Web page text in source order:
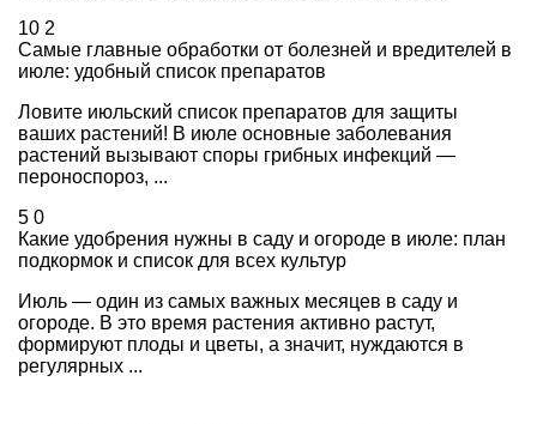
10 2
Самые главные обработки от болезней и вредителей в
июле: удобный список препаратов
Ловите июльский список препаратов для защиты
ваших растений! В июле основные заболевания
растений вызывают споры грибных инфекций —
пероноспороз, ...
5 0
Какие удобрения нужны в саду и огороде в июле: план
подкормок и список для всех культур
Июль — один из самых важных месяцев в саду и
огороде. В это время растения активно растут,
формируют плоды и цветы, а значит, нуждаются в
регулярных ...